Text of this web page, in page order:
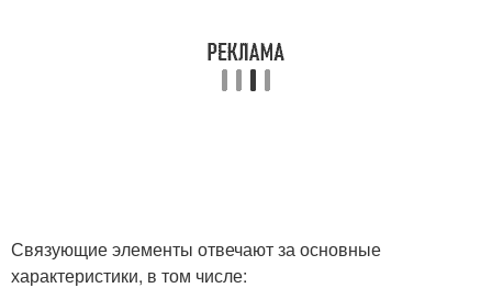
Связующие элементы отвечают за основные
характеристики, в том числе: